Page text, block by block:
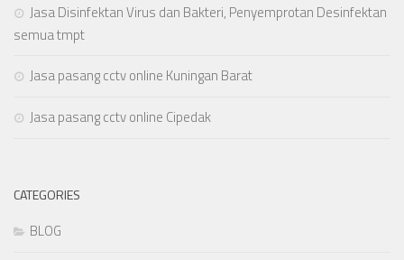
Jasa Disinfektan Virus dan Bakteri, Penyemprotan Desinfektan
semua tmpt
Jasa pasang cctv online Kuningan Barat
Jasa pasang cctv online Cipedak
CATEGORIES
BLOG